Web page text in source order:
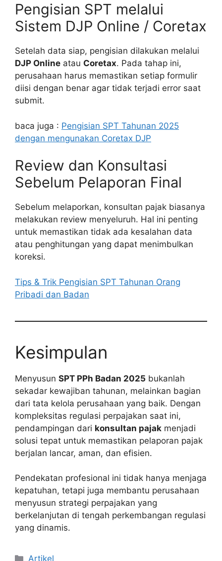
Pengisian SPT melalui
Sistem DJP Online / Coretax
Setelah data siap, pengisian dilakukan melalui
DJP Online atau Coretax. Pada tahap ini,
perusahaan harus memastikan setiap formulir
diisi dengan benar agar tidak terjadi error saat
submit.
baca juga : Pengisian SPT Tahunan 2025
dengan mengunakan Coretax DJP
Review dan Konsultasi
Sebelum Pelaporan Final
Sebelum melaporkan, konsultan pajak biasanya
melakukan review menyeluruh. Hal ini penting
untuk memastikan tidak ada kesalahan data
atau penghitungan yang dapat menimbulkan
koreksi.
Tips & Trik Pengisian SPT Tahunan Orang
Pribadi dan Badan
Kesimpulan
Menyusun SPT PPh Badan 2025 bukanlah
sekadar kewajiban tahunan, melainkan bagian
dari tata kelola perusahaan yang baik. Dengan
kompleksitas regulasi perpajakan saat ini,
pendampingan dari konsultan pajak menjadi
solusi tepat untuk memastikan pelaporan pajak
berjalan lancar, aman, dan efisien.
Pendekatan profesional ini tidak hanya menjaga
kepatuhan, tetapi juga membantu perusahaan
menyusun strategi perpajakan yang
berkelanjutan di tengah perkembangan regulasi
yang dinamis.
Categories
Artikel